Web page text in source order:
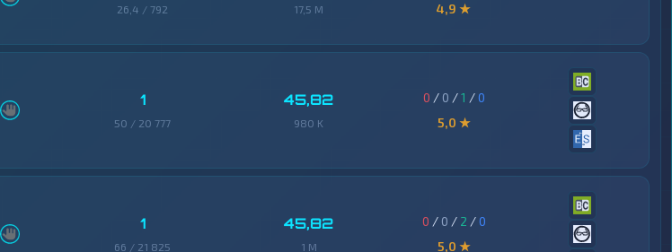
26,4 / 792 17,5 M
4,9 ★
1
50 / 20 777
45,82
980 K
0 / 0 /1 /0
5,0 ★
1
66 / 21 825
45,82
1 M
0 / 0 / 2 /0
5,0 ★